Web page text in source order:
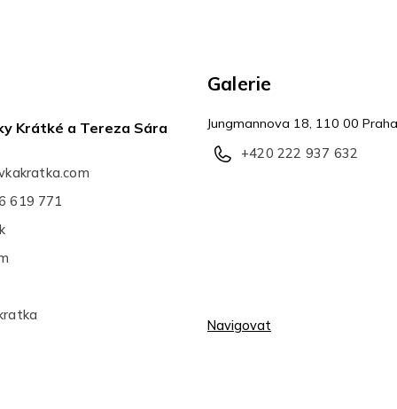
Krátké a Tereza Sára
619 771
Galerie
Jungmannova 18, 110 00
+420 222 937 632
Navigovat